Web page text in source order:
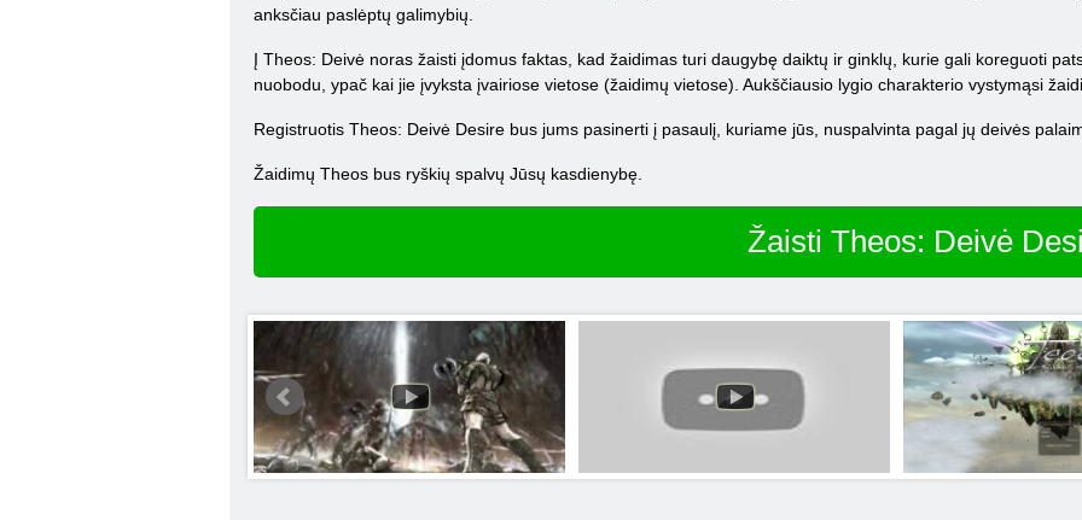
anksčiau paslėptų galimybių.
Į Theos: Deivė noras žaisti įdomus faktas, kad žaidimas turi daugybę daiktų ir ginklų, kurie gali koreguoti
nuobodu, ypač kai jie įvyksta įvairiose vietose (žaidimų vietose). Aukščiausio lygio charakterio vystymąsi
Registruotis Theos: Deivė Desire bus jums pasinerti į pasaulį, kuriame jūs, nuspalvinta pagal jų deivės
Žaidimų Theos bus ryškių spalvų Jūsų kasdienybę.
Žaisti Theos: Deivė